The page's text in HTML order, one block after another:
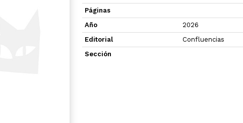
Páginas
Año
2026
Editorial
Confluencias
Sección